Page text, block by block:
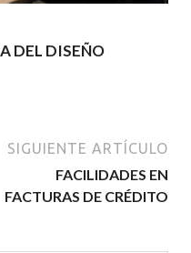
DEL DISEÑO
SIGUIENTE ARTÍCULO
FACILIDADES EN
FACTURAS DE CRÉDITO